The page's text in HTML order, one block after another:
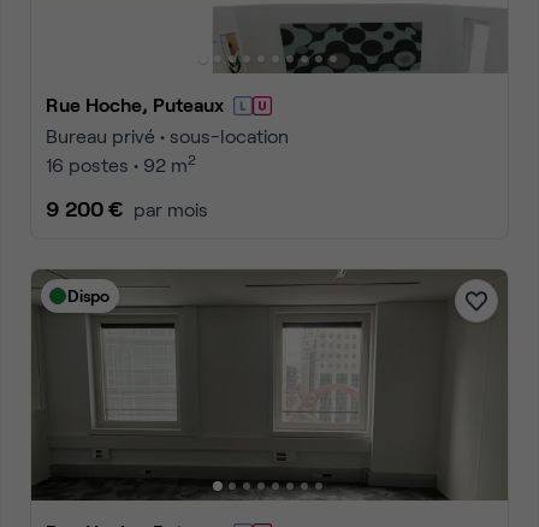
Rue Hoche, Puteaux
Bureau privé • sous-location
16 postes • 92 m2
9 200 € par mois
Dispo